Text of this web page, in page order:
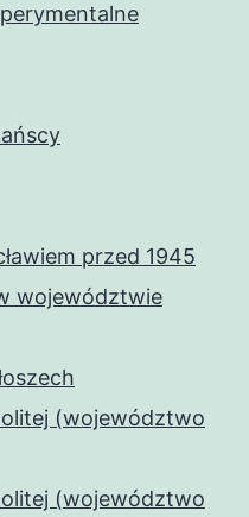
przed 1945
województwie
(województwo
(województwo